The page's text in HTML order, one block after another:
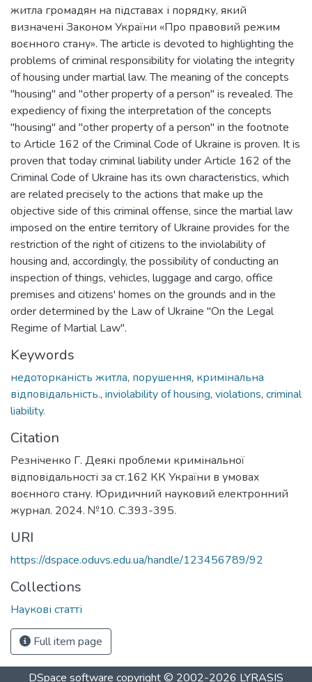
житла громадян на підставах і порядку, який
визначені Законом України «Про правовий режим
воєнного стану». The article is devoted to highlighting the
problems of criminal responsibility for violating the integrity
of housing under martial law. The meaning of the concepts
"housing" and "other property of a person" is revealed. The
expediency of fixing the interpretation of the concepts
"housing" and "other property of a person" in the footnote
to Article 162 of the Criminal Code of Ukraine is proven. It is
proven that today criminal liability under Article 162 of the
Criminal Code of Ukraine has its own characteristics, which
are related precisely to the actions that make up the
objective side of this criminal offense, since the martial law
imposed on the entire territory of Ukraine provides for the
restriction of the right of citizens to the inviolability of
housing and, accordingly, the possibility of conducting an
inspection of things, vehicles, luggage and cargo, office
premises and citizens' homes on the grounds and in the
order determined by the Law of Ukraine "On the Legal
Regime of Martial Law".
Keywords
недоторканість житла, порушення, кримінальна
відповідальність., inviolability of housing, violations, criminal
liability.
Citation
Резніченко Г. Деякі проблеми кримінальної
відповідальності за ст.162 КК України в умовах
воєнного стану. Юридичний науковий електронний
журнал. 2024. №10. С.393-395.
URI
https://dspace.oduvs.edu.ua/handle/123456789/92
Collections
Наукові статті
Full item page
DSpace software copyright © 2002-2026 LYRASIS